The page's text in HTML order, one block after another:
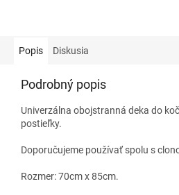
Popis Diskusia
Podrobný popis
Univerzálna obojstranná deka do
postieľky.
Doporučujeme používať spolu s
Rozmer: 70cm x 85cm.